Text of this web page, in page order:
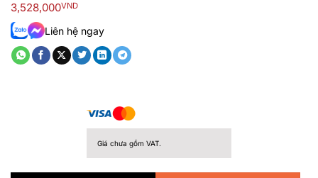
xếp
hạng
0.0
5
sao
3,528,000VND
Liên hệ ngay
Giá chưa gồm VAT.